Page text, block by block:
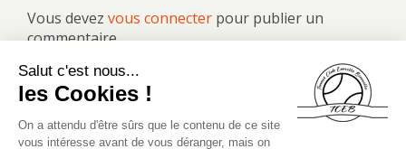
Vous devez vous connecter pour publier un
commentaire.
Retour au début